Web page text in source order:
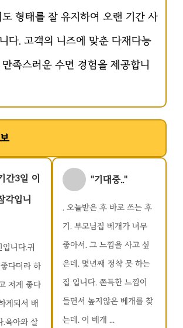
형태를 잘 유지하여 오랜 기간 사
다. 고객의 니즈에 맞춘 다재다능
족스러운 수면 경험을 제공합니
간3일 이
각입니
니다.귀
다더라 하
저게 좋다
게되서 배
.육아와 살
"기대중.."
. 오늘받은 후 바로 쓰는 후
기. 부모님집 베개가 너무
좋아서. 그 느낌을 사고 싶
은데. 몇년째 정착 못 하는
집 입니다. 쫀득한 느낌이
들면서 높지않은 베개를 찾
는데. 이 베개 ...